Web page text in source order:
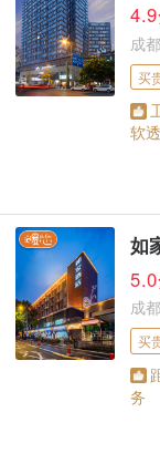
成
买
软
如
成
买
务